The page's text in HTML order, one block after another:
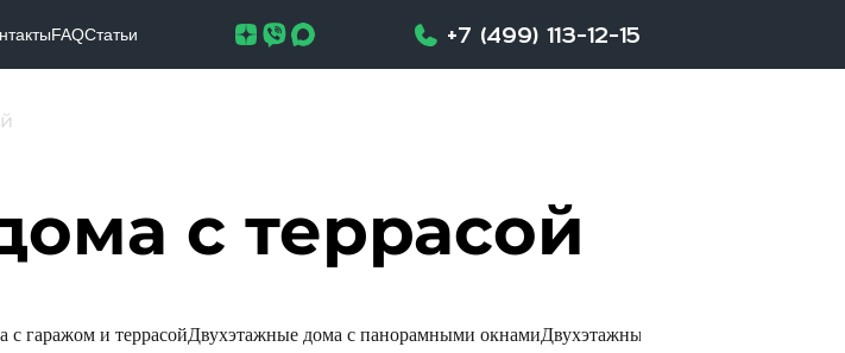
FAQСтатьи +7 (499) 113-12-15
с террасой
с гаражом и террасойДвухэтажные дома с панорамными окнамиДвухэтажные дома с террасой